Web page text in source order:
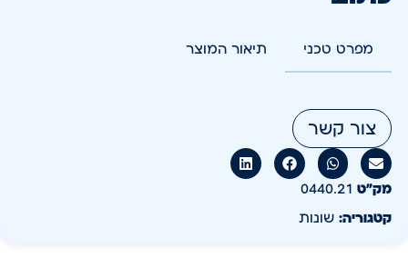
מפרט טכני תיאור המוצר
צור קשר
מק״ט 0440.21
קטגוריה: שונות